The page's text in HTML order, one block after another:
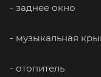
- заднее окно
- музыкальная
- отопитель